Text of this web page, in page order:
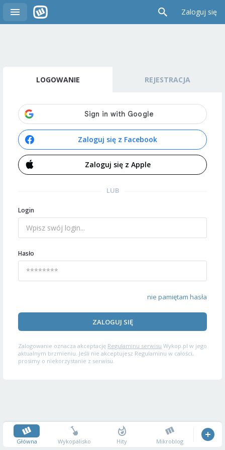
Zaloguj się
LOGOWANIE REJESTRACJA
Zaloguj się z Facebook
Zaloguj się z Apple
LUB
Login
Hasło
nie pamiętam hasła
ZALOGUJ SIĘ
Zalogowanie oznacza akceptację Regulaminu serwisu Wykop.pl w jego
aktualnym brzmieniu. Jeśli nie akceptujesz Regulaminu w całości,
prosimy o niekorzystanie z serwisu.
Główna Wykopalisko Hity Mikroblog